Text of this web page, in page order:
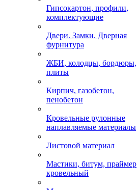
Гипсокартон, профили,
комплектующие
Двери. Замки. Дверная
фурнитура
ЖБИ, колодцы, бордюры,
плиты
Кирпич, газобетон,
пенобетон
Кровельные рулонные
наплавляемые материалы
Листовой материал
Мастики, битум, праймер
кровельный